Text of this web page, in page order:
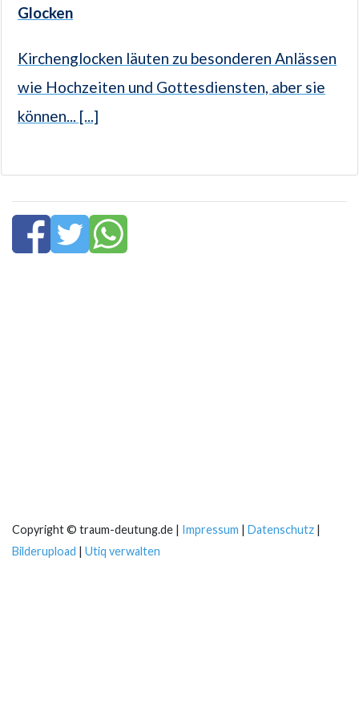
Glocken
Kirchenglocken läuten zu besonderen Anlässen
wie Hochzeiten und Gottesdiensten, aber sie
können... [...]
Copyright © traum-deutung.de | Impressum | Datenschutz |
Bilderupload | Utiq verwalten